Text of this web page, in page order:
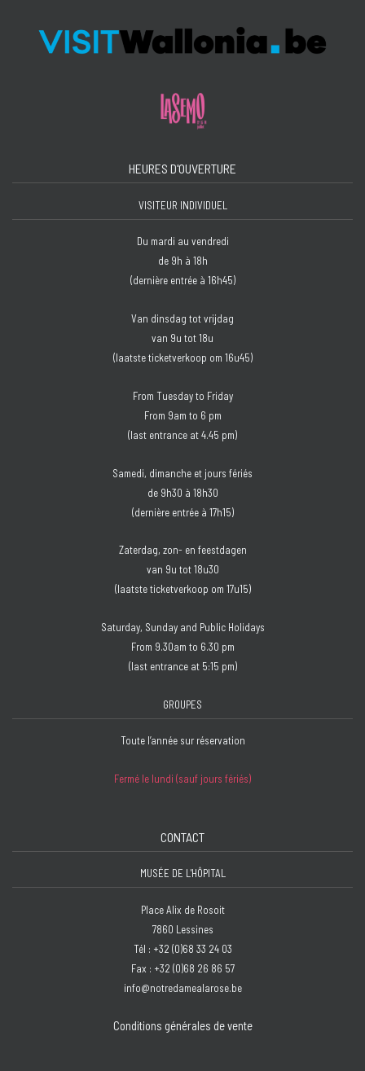
HEURES D'OUVERTURE
VISITEUR INDIVIDUEL
Du mardi au vendredi
de 9h à 18h
(dernière entrée à 16h45)
Van dinsdag tot vrijdag
van 9u tot 18u
(laatste ticketverkoop om 16u45)
From Tuesday to Friday
From 9am to 6 pm
(last entrance at 4.45 pm)
Samedi, dimanche et jours fériés
de 9h30 à 18h30
(dernière entrée à 17h15)
Zaterdag, zon- en feestdagen
van 9u tot 18u30
(laatste ticketverkoop om 17u15)
Saturday, Sunday and Public Holidays
From 9.30am to 6.30 pm
(last entrance at 5:15 pm)
GROUPES
Toute l’année sur réservation
Fermé le lundi (sauf jours fériés)
CONTACT
MUSÉE DE L'HÔPITAL
Place Alix de Rosoit
7860 Lessines
Tél : +32 (0)68 33 24 03
Fax : +32 (0)68 26 86 57
info@notredamealarose.be
Conditions générales de vente